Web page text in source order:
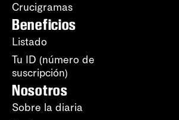
Crucigramas
Beneficios
Listado
Tu ID (número de
suscripción)
Nosotros
Sobre la diaria